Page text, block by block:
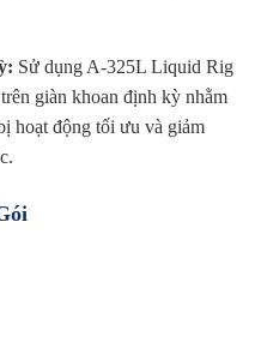
Sử dụng A-325L Liquid Rig
giàn khoan định kỳ nhằm
hoạt động tối ưu và giảm